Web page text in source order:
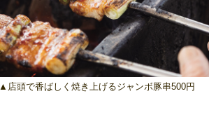
▲店頭で香ばしく焼き上げるジャンボ豚串500円